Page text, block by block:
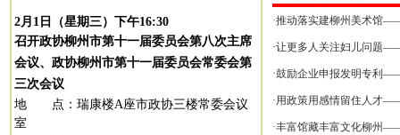
2月 1 日（星期三）下午16:30
召开政协柳州市第十一届委员会第八次主席
会议、政协柳州市第十一届委员会常委会第
三次会议
地 点：瑞康楼A座市政协三楼常委会议
室
·推动落实建柳州美术馆
·让更多人关注妇儿问题
·鼓励企业申报发明专利
·用政策用感情留住人才
·丰富馆藏丰富文化柳州